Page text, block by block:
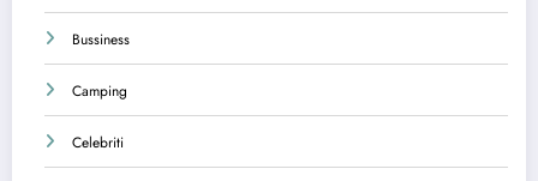
Bussiness
Camping
Celebriti